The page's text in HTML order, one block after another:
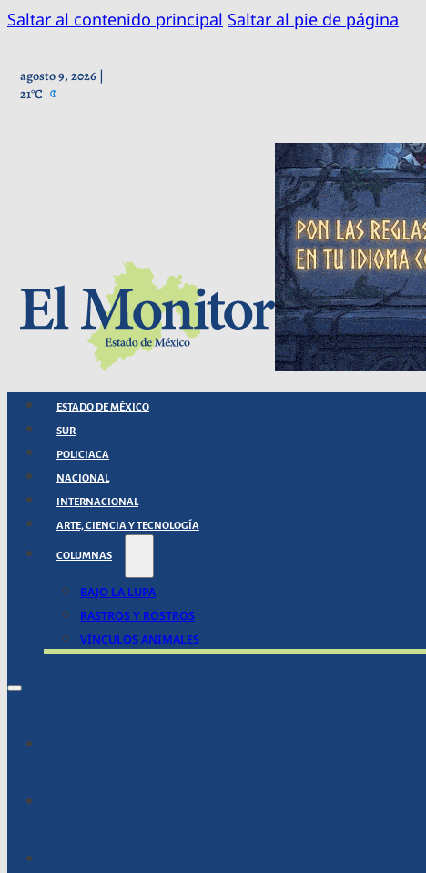
Saltar al contenido principal Saltar al pie de página
agosto 9, 2026 |
21°C
ESTADO DE MÉXICO
SUR
POLICIACA
NACIONAL
INTERNACIONAL
ARTE, CIENCIA Y TECNOLOGÍA
COLUMNAS
BAJO LA LUPA
RASTROS Y ROSTROS
VÍNCULOS ANIMALES